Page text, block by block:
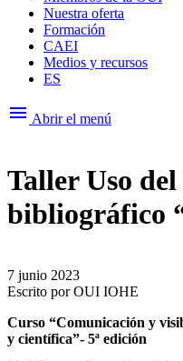
Nuestra oferta
Formación
CAEI
Medios y recursos
ES
menu Abrir el menú
Taller Uso
bibliográfico
7 junio 2023
Escrito porOUI IOHE
Curso “Comunicación y
y científica”- 5ª edición